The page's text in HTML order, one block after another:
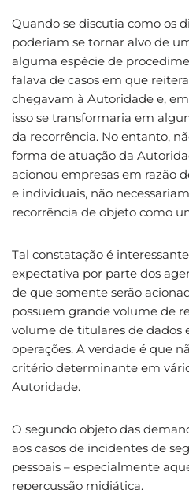
Quando se discutia como os
poderiam se tornar alvo de
alguma espécie de
falava de casos em que
chegavam à Autoridade e,
isso se transformaria em
da recorrência. No entanto,
forma de atuação da
acionou empresas em razão
e individuais, não
recorrência de objeto como
Tal constatação é
expectativa por parte dos
de que somente serão
possuem grande volume de
volume de titulares de dados
operações. A verdade é que
critério determinante em
Autoridade.
O segundo objeto das
aos casos de incidentes de
pessoais – especialmente
repercussão midiática.